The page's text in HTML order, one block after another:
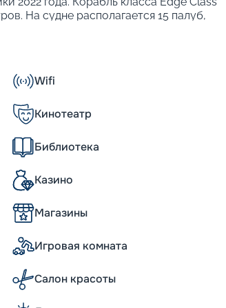
На судне располагается 15 палуб,
могут разместиться 3260
максимальную скорость 22 узла,
для стабилизации качки. Также
программы;
разного класса;
гостей сьютов.
продвинутых теплоходов.
на свет и пространство, а такая
к морю.
уникальные возможности
многом относятся к уникальным
трансформации, сулящее новые
зона с садом на крыше и
Wifi
Кинотеатр
Библиотека
Казино
Магазины
Игровая комната
Салон красоты